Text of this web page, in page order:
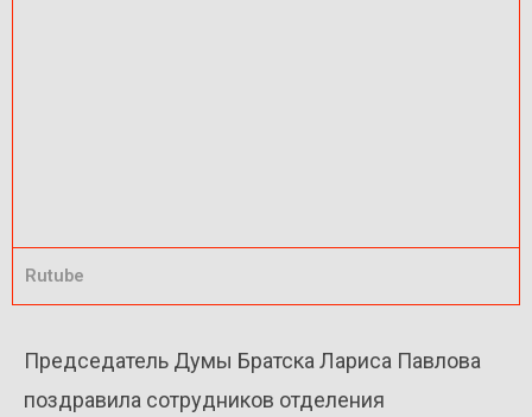
Rutube
Председатель Думы Братска Лариса Павлова
поздравила сотрудников отделения